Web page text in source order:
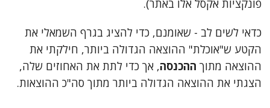
פונקציות אקסל אלו באתר).
כדאי לשים לב - שאומנם, כדי להציג בגרף השמאלי את
הקטע ש"אוכלת" ההוצאה הגדולה ביותר, חילקתי את
ההוצאה מתוך ההכנסה, אך כדי לתת את האחוזים שלה,
הצגתי את ההוצאה הגדולה ביותר מתוך סה"כ ההוצאות.